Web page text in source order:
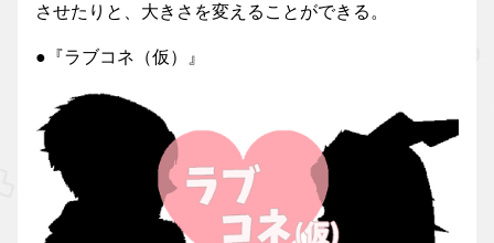
させたりと、大きさを変えることができる。
●『ラブコネ（仮）』